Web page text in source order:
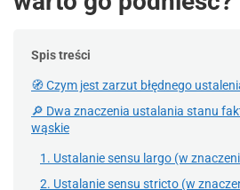
Spis treści
🧭 Czym jest zarzut błędnego
🔎 Dwa znaczenia ustalania stanu
wąskie
1. Ustalanie sensu largo (w
2. Ustalanie sensu stricto (w